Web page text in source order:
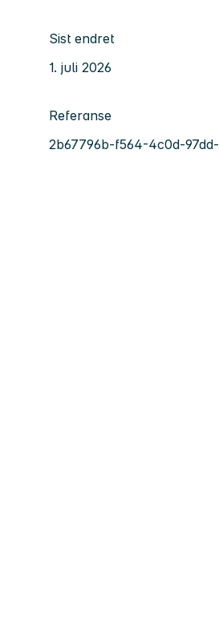
Sist endret
1. juli 2026
Referanse
2b67796b-f564-4c0d-